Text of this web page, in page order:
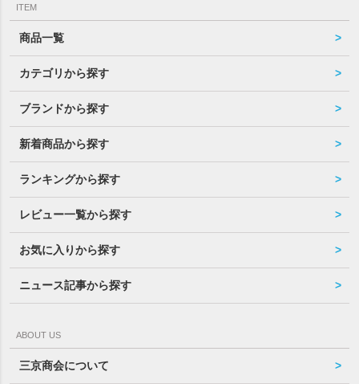
ITEM
商品一覧
カテゴリから探す
ブランドから探す
新着商品から探す
ランキングから探す
レビュー一覧から探す
お気に入りから探す
ニュース記事から探す
ABOUT US
三京商会について